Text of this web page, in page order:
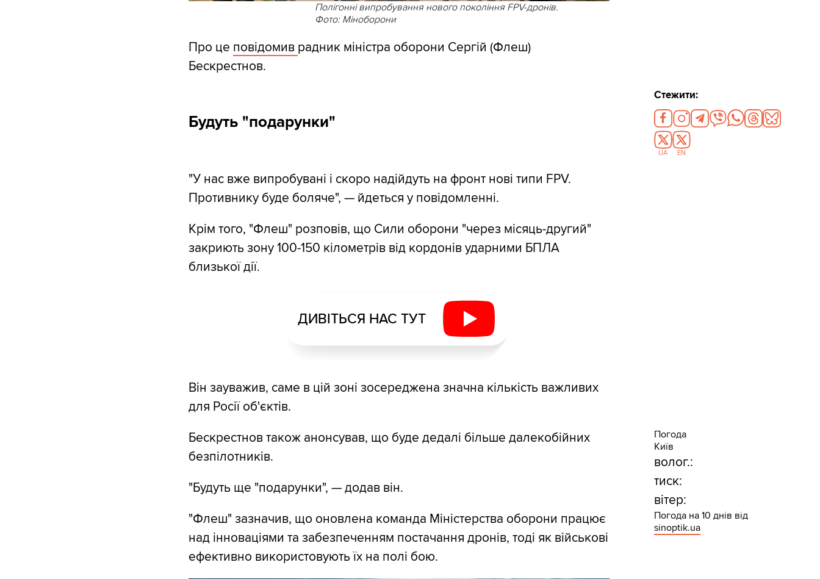
Полігонні випробування нового покоління FPV-дронів.
Фото: Міноборони
Про це повідомив радник міністра оборони Сергій (Флеш)
Бескрестнов.
Будуть "подарунки"
"У нас вже випробувані і скоро надійдуть на фронт нові типи FPV.
Противнику буде боляче", — йдеться у повідомленні.
Крім того, "Флеш" розповів, що Сили оборони "через місяць-другий"
закриють зону 100-150 кілометрів від кордонів ударними БПЛА
близької дії.
ДИВІТЬСЯ НАС ТУТ
Він зауважив, саме в цій зоні зосереджена значна кількість важливих
для Росії об'єктів.
Бескрестнов також анонсував, що буде дедалі більше далекобійних
безпілотників.
"Будуть ще "подарунки", — додав він.
"Флеш" зазначив, що оновлена команда Міністерства оборони працює
над інноваціями та забезпеченням постачання дронів, тоді як військові
ефективно використовують їх на полі бою.
Стежити:
UA EN
Погода
Київ
волог.:
тиск:
вітер:
Погода на 10 днів від
sinoptik.ua